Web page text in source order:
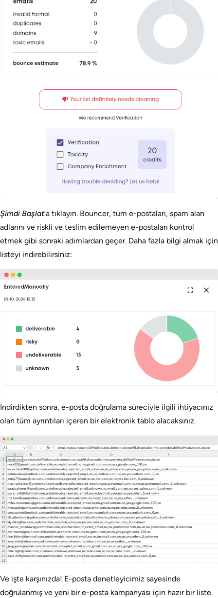
Şimdi Başlat‘a tıklayın. Bouncer, tüm e-postaları, spam alan
adlarını ve riskli ve teslim edilemeyen e-postaları kontrol
etmek gibi sonraki adımlardan geçer. Daha fazla bilgi almak için
listeyi indirebilirsiniz:
İndirdikten sonra, e-posta doğrulama süreciyle ilgili ihtiyacınız
olan tüm ayrıntıları içeren bir elektronik tablo alacaksınız.
Ve işte karşınızda! E-posta denetleyicimiz sayesinde
doğrulanmış ve yeni bir e-posta kampanyası için hazır bir liste.